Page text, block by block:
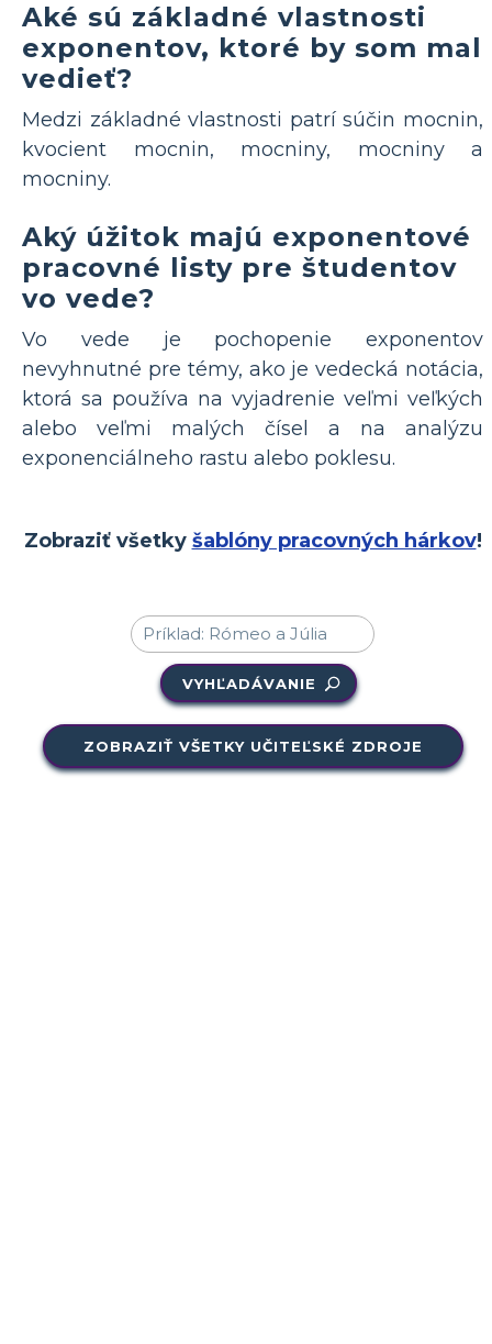
Aké sú základné vlastnosti
exponentov, ktoré by som mal
vedieť?
Medzi základné vlastnosti patrí súčin mocnin,
kvocient mocnin, mocniny, mocniny a
mocniny.
Aký úžitok majú exponentové
pracovné listy pre študentov
vo vede?
Vo vede je pochopenie exponentov
nevyhnutné pre témy, ako je vedecká notácia,
ktorá sa používa na vyjadrenie veľmi veľkých
alebo veľmi malých čísel a na analýzu
exponenciálneho rastu alebo poklesu.
Zobraziť všetky šablóny pracovných hárkov!
VYHĽADÁVANIE
ZOBRAZIŤ VŠETKY UČITEĽSKÉ ZDROJE